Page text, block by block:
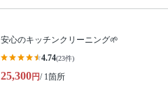
安心のキッチンクリーニング🌱
4.74(23件)
25,300円/ 1箇所